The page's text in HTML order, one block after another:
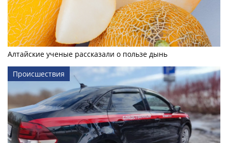
Алтайские ученые рассказали о пользе дынь
Происшествия